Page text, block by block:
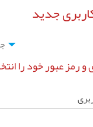
جدید
و رمز عبور خود را